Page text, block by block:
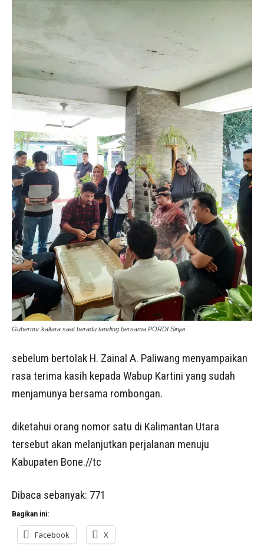
Gubernur kaltara saat beradu tanding bersama PORDI Sinjai
sebelum bertolak H. Zainal A. Paliwang menyampaikan
rasa terima kasih kepada Wabup Kartini yang sudah
menjamunya bersama rombongan.
diketahui orang nomor satu di Kalimantan Utara
tersebut akan melanjutkan perjalanan menuju
Kabupaten Bone.//tc
Dibaca sebanyak: 771
Bagikan ini:
Facebook X